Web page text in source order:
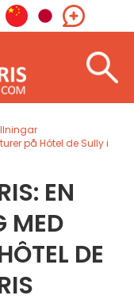
på Hôtel de Sully i
EN
MED
DE